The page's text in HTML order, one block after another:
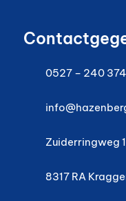
0527 – 240 374
Zuiderringweg
8317 RA